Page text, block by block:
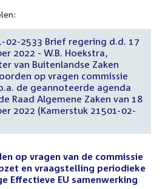
02-2533 Brief regering d.d. 17
2022 - W.B. Hoekstra,
van Buitenlandse Zaken
op vragen commissie
de geannoteerde agenda
Raad Algemene Zaken van 18
2022 (Kamerstuk 21501-02-
op vragen van de commissie
en vraagstelling periodieke
Effectieve EU samenwerking